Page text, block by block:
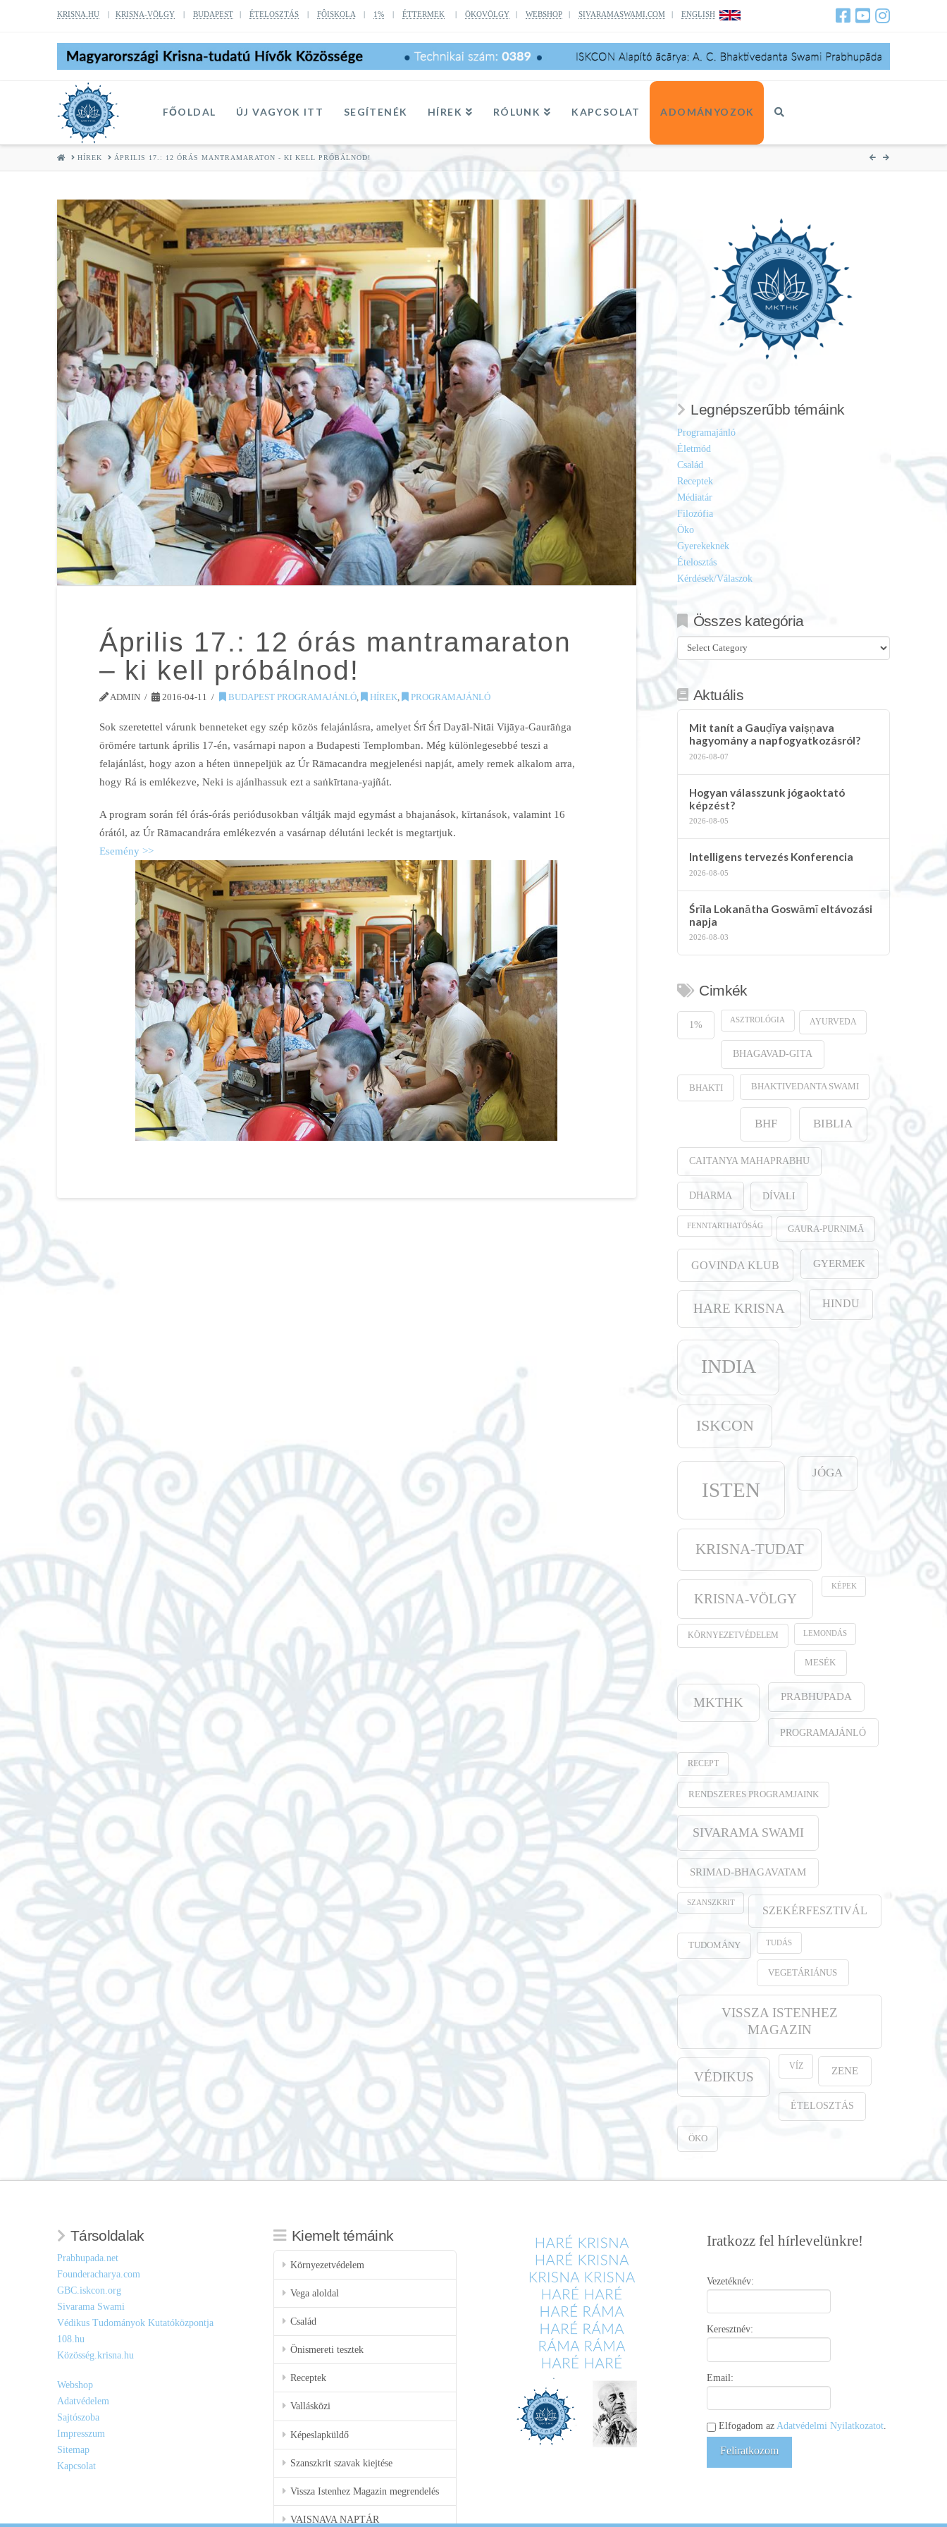
KRISNA.HU| KRISNA-VÖLGY| BUDAPEST| ÉTELOSZTÁS| FÔISKOLA| 1%| ÉTTERMEK | ÖKOVÖLGY| WEBSHOP| SIVARAMASWAMI.COM| ENGLISH
FŐOLDAL ÚJ VAGYOK ITT SEGÍTENÉK HÍREK RÓLUNK KAPCSOLAT ADOMÁNYOZOK
HOMEHÍREK ÁPRILIS 17.: 12 ÓRÁS MANTRAMARATON - KI KELL PRÓBÁLNOD!
Április 17.: 12 órás mantramaraton
– ki kell próbálnod!
ADMIN 2016-04-11 BUDAPEST PROGRAMAJÁNLÓ, HÍREK, PROGRAMAJÁNLÓ
Sok szeretettel várunk benneteket egy szép közös felajánlásra, amelyet Śrī Śrī Dayāl-Nitāi Vijāya-Gaurāṅga
örömére tartunk április 17-én, vasárnapi napon a Budapesti Templomban. Még különlegesebbé teszi a
felajánlást, hogy azon a héten ünnepeljük az Úr Rāmacandra megjelenési napját, amely remek alkalom arra,
hogy Rá is emlékezve, Neki is ajánlhassuk ezt a saṅkīrtana-yajñát.
A program során fél órás-órás periódusokban váltják majd egymást a bhajanások, kīrtanások, valamint 16
órától, az Úr Rāmacandrára emlékezvén a vasárnap délutáni leckét is megtartjuk.
Esemény >>
Legnépszerűbb témáink
Programajánló
Életmód
Család
Receptek
Médiatár
Filozófia
Öko
Gyerekeknek
Ételosztás
Kérdések/Válaszok
Összes kategória
Összes
kategória
Aktuális
Mit tanít a Gauḍīya vaiṣṇava
hagyomány a napfogyatkozásról?
2026-08-07
Hogyan válasszunk jógaoktató
képzést?
2026-08-05
Intelligens tervezés Konferencia
2026-08-05
Śrīla Lokanātha Goswāmī eltávozási
napja
2026-08-03
Cimkék
1% ASZTROLÓGIA AYURVEDA
BHAGAVAD-GITA
BHAKTI BHAKTIVEDANTA SWAMI
BHF BIBLIA
CAITANYA MAHAPRABHU
DHARMA DÍVALI
FENNTARTHATÓSÁG GAURA-PURṆIMĀ
GOVINDA KLUB GYERMEK
HARE KRISNA HINDU
INDIA
ISKCON
ISTEN
JÓGA
KRISNA-TUDAT
KRISNA-VÖLGY
KÉPEK
KÖRNYEZETVÉDELEM LEMONDÁS
MESÉK
MKTHK PRABHUPADA
PROGRAMAJÁNLÓ
RECEPT
RENDSZERES PROGRAMJAINK
SIVARAMA SWAMI
SRIMAD-BHAGAVATAM
SZANSZKRIT
SZEKÉRFESZTIVÁL
TUDOMÁNY TUDÁS
VEGETÁRIÁNUS
VISSZA ISTENHEZ
MAGAZIN
VÉDIKUS
VÍZ ZENE
ÉTELOSZTÁS
ÖKO
Társoldalak
Prabhupada.net
Founderacharya.com
GBC.iskcon.org
Sivarama Swami
Védikus Tudományok Kutatóközpontja
108.hu
Közösség.krisna.hu
Webshop
Adatvédelem
Sajtószoba
Impresszum
Sitemap
Kapcsolat
Kiemelt témáink
Környezetvédelem
Vega aloldal
Család
Önismereti tesztek
Receptek
Vallásközi
Képeslapküldő
Szanszkrit szavak kiejtése
Vissza Istenhez Magazin megrendelés
VAISNAVA NAPTÁR
Iratkozz fel hírlevelünkre!
Vezetéknév:
Keresztnév:
Email:
Elfogadom azAdatvédelmi Nyilatkozatot.
Feliratkozom